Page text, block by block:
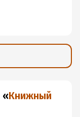
«Книжный